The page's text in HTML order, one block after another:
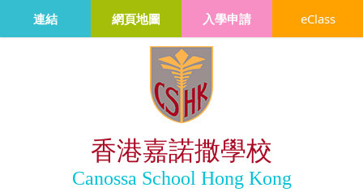
香港嘉諾撒學校
Canossa School Hong Kong
連結 網頁地圖 入學申請 eClass